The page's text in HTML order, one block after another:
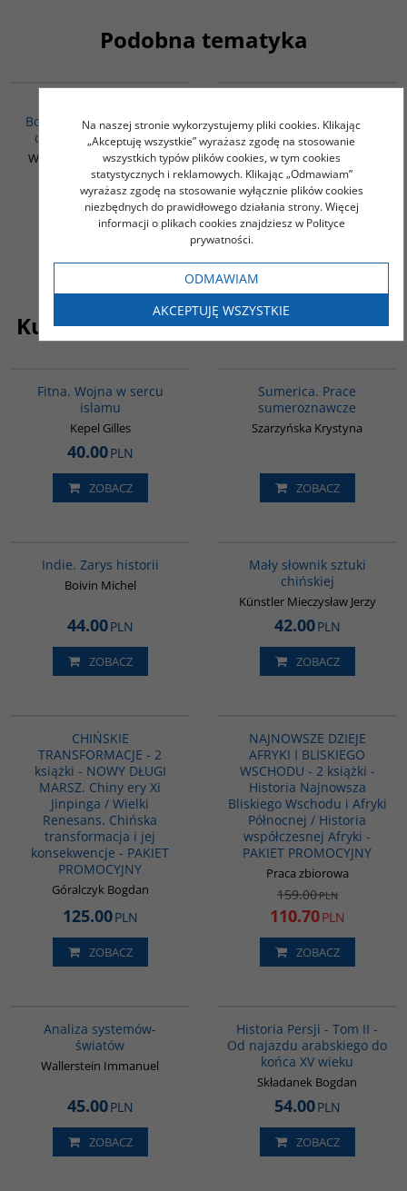
Podobna tematyka
Bogactwo różnorodności
czy źródło konfliktów?
Widy-Behiesse Marta (red.)
40.00PLN
islamu w muzułmańskiej
literaturze
herezjograficznej
Pachniak Katarzyna
50.00PLN
ZOBACZ
Kupujący ten produkt kupili także:
Fitna. Wojna w sercu
islamu
Kepel Gilles
40.00PLN
ZOBACZ
Sumerica. Prace
sumeroznawcze
Szarzyńska Krystyna
ZOBACZ
Indie. Zarys historii
Boivin Michel
44.00PLN
ZOBACZ
Mały słownik sztuki
chińskiej
Künstler Mieczysław Jerzy
42.00PLN
ZOBACZ
CHIŃSKIE
TRANSFORMACJE - 2
książki - NOWY DŁUGI
MARSZ. Chiny ery Xi
Jinpinga / Wielki
Renesans. Chińska
transformacja i jej
konsekwencje - PAKIET
PROMOCYJNY
Góralczyk Bogdan
125.00PLN
ZOBACZ
NAJNOWSZE DZIEJE
AFRYKI I BLISKIEGO
WSCHODU - 2 książki -
Historia Najnowsza
Bliskiego Wschodu i Afryki
Północnej / Historia
współczesnej Afryki -
PAKIET PROMOCYJNY
Praca zbiorowa
159.00PLN
110.70PLN
ZOBACZ
Analiza systemów-
światów
Wallerstein Immanuel
45.00PLN
ZOBACZ
Historia Persji - Tom II -
Od najazdu arabskiego do
końca XV wieku
Składanek Bogdan
54.00PLN
ZOBACZ
Na naszej stronie wykorzystujemy pliki cookies. Klikając
„Akceptuję wszystkie” wyrażasz zgodę na stosowanie
wszystkich typów plików cookies, w tym cookies
statystycznych i reklamowych. Klikając „Odmawiam”
wyrażasz zgodę na stosowanie wyłącznie plików cookies
niezbędnych do prawidłowego działania strony. Więcej
informacji o plikach cookies znajdziesz w Polityce
prywatności.
ODMAWIAM
AKCEPTUJĘ WSZYSTKIE